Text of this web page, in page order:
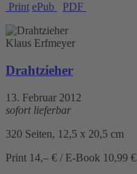
Print ePub PDF
Klaus Erfmeyer
Drahtzieher
13. Februar 2012
sofort lieferbar
320 Seiten, 12,5 x 20,5 cm
Print 14,– € / E-Book 10,99 €